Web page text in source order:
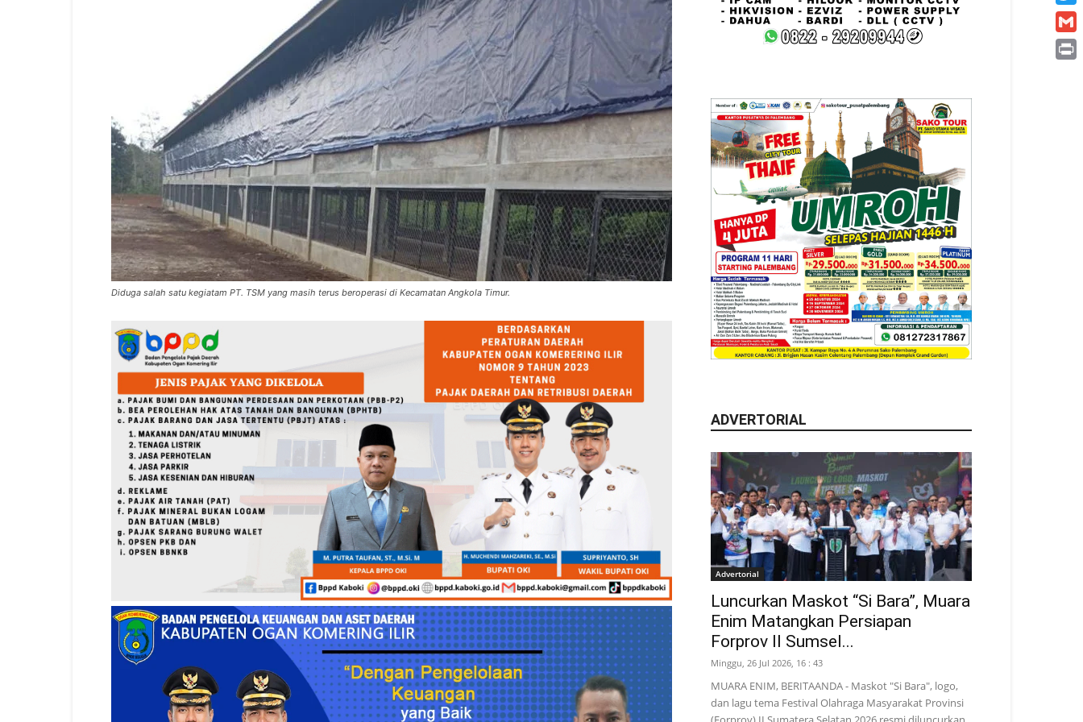
Diduga salah satu kegiatam PT. TSM yang masih terus beroperasi di Kecamatan Angkola Timur.
ADVERTORIAL
Advertorial
Luncurkan Maskot “Si Bara”, Muara
Enim Matangkan Persiapan
Forprov II Sumsel...
Minggu, 26 Jul 2026, 16 : 43
MUARA ENIM, BERITAANDA - Maskot "Si Bara", logo,
dan lagu tema Festival Olahraga Masyarakat Provinsi